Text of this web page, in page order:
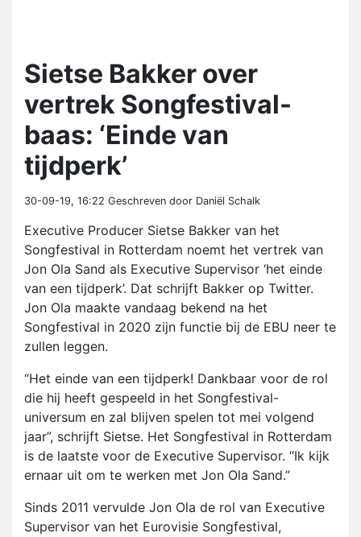
Sietse Bakker over
vertrek Songfestival-
baas: ‘Einde van
tijdperk’
30-09-19, 16:22 Geschreven door Daniël Schalk
Executive Producer Sietse Bakker van het
Songfestival in Rotterdam noemt het vertrek van
Jon Ola Sand als Executive Supervisor ‘het einde
van een tijdperk’. Dat schrijft Bakker op Twitter.
Jon Ola maakte vandaag bekend na het
Songfestival in 2020 zijn functie bij de EBU neer te
zullen leggen.
“Het einde van een tijdperk! Dankbaar voor de rol
die hij heeft gespeeld in het Songfestival-
universum en zal blijven spelen tot mei volgend
jaar”, schrijft Sietse. Het Songfestival in Rotterdam
is de laatste voor de Executive Supervisor. “Ik kijk
ernaar uit om te werken met Jon Ola Sand.”
Sinds 2011 vervulde Jon Ola de rol van Executive
Supervisor van het Eurovisie Songfestival,